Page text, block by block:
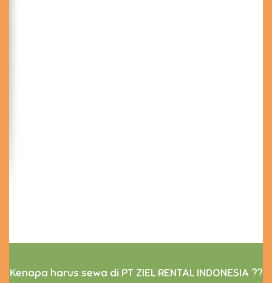
Kenapa harus sewa di PT ZIEL RENTAL INDONESIA ??